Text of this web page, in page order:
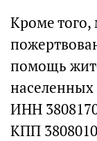
Кроме
помощь
населенных
ИНН
КПП